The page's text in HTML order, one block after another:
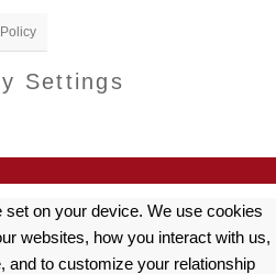
Settings
on your device. We use cookies
websites, how you interact with us,
and to customize your relationship